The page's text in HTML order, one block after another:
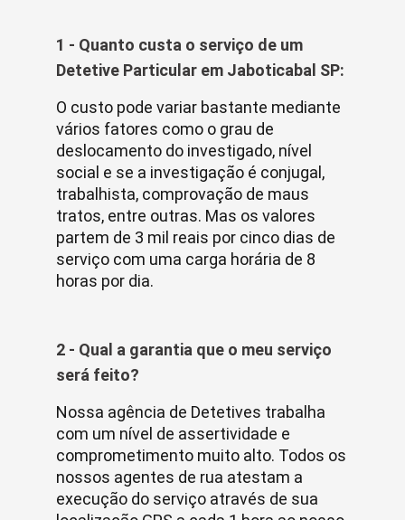
1 - Quanto custa o serviço de um
Detetive Particular em Jaboticabal SP:
O custo pode variar bastante mediante
vários fatores como o grau de
deslocamento do investigado, nível
social e se a investigação é conjugal,
trabalhista, comprovação de maus
tratos, entre outras. Mas os valores
partem de 3 mil reais por cinco dias de
serviço com uma carga horária de 8
horas por dia.
2 - Qual a garantia que o meu serviço
será feito?
Nossa agência de Detetives trabalha
com um nível de assertividade e
comprometimento muito alto. Todos os
nossos agentes de rua atestam a
execução do serviço através de sua